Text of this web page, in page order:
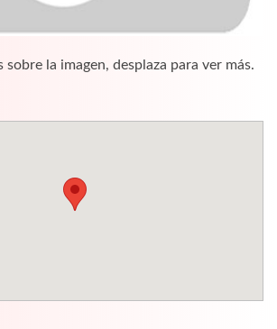
sobre la imagen, desplaza para ver más.